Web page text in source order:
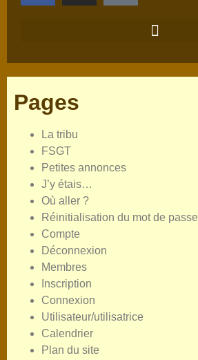
Pages
La tribu
FSGT
Petites annonces
J’y étais…
Où aller ?
Réinitialisation du mot de passe
Compte
Déconnexion
Membres
Inscription
Connexion
Utilisateur/utilisatrice
Calendrier
Plan du site